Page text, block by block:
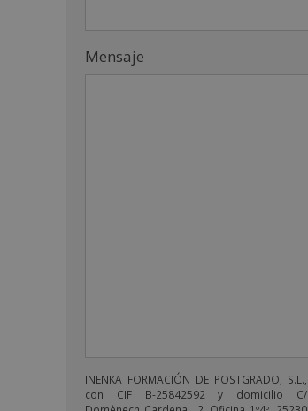
Mensaje
INENKA FORMACIÓN DE POSTGRADO, S.L.,
con CIF B-25842592 y domicilio C/